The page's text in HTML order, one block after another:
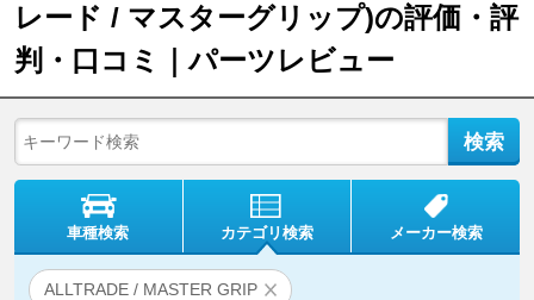
レード / マスターグリップ)の評価・評
判・口コミ｜パーツレビュー
車種検索 カテゴリ検索 メーカー検索
ALLTRADE / MASTER GRIP